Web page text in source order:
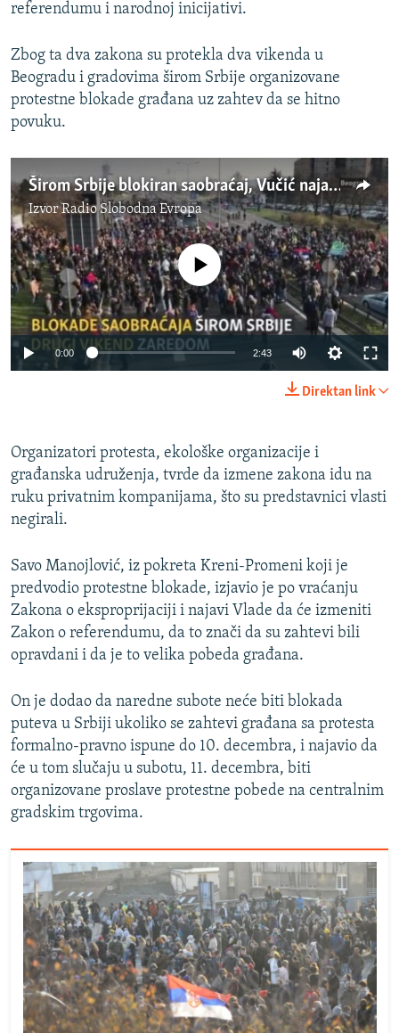
referendumu i narodnoj inicijativi.
Zbog ta dva zakona su protekla dva vikenda u
Beogradu i gradovima širom Srbije organizovane
protestne blokade građana uz zahtev da se hitno
povuku.
Širom Srbije blokiran saobraćaj, Vučić najavljuje moguće izmene Zakona
IzvorRadio Slobodna Evropa
No media source currently available
0:00 2:43
Direktan link
Organizatori protesta, ekološke organizacije i
građanska udruženja, tvrde da izmene zakona idu na
ruku privatnim kompanijama, što su predstavnici vlasti
negirali.
Savo Manojlović, iz pokreta Kreni-Promeni koji je
predvodio protestne blokade, izjavio je po vraćanju
Zakona o eksproprijaciji i najavi Vlade da će izmeniti
Zakon o referendumu, da to znači da su zahtevi bili
opravdani i da je to velika pobeda građana.
On je dodao da naredne subote neće biti blokada
puteva u Srbiji ukoliko se zahtevi građana sa protesta
formalno-pravno ispune do 10. decembra, i najavio da
će u tom slučaju u subotu, 11. decembra, biti
organizovane proslave protestne pobede na centralnim
gradskim trgovima.